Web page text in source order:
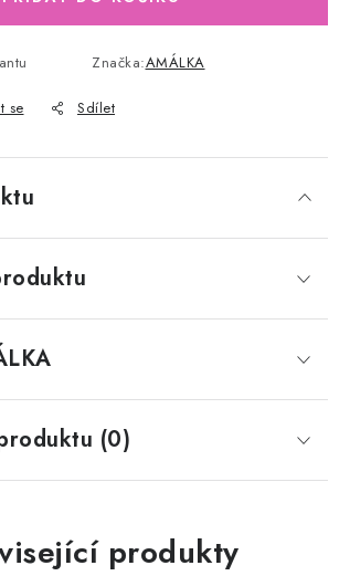
Značka:AMÁLKA
se Sdílet
(0)
produkty